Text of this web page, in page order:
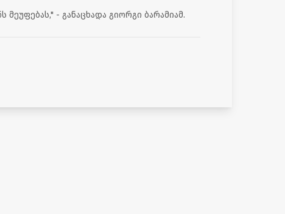
- განაცხადა გიორგი ბარამიამ.